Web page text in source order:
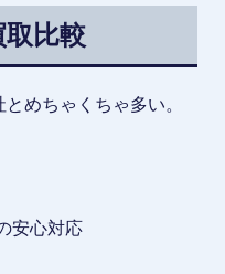
比較
めちゃくちゃ多い。
安心対応